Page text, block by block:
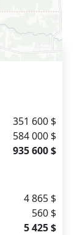
351 600 $
584 000 $
935 600 $
4 865 $
560 $
5 425 $